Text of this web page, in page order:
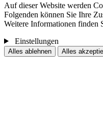
Auf dieser Website werden
Folgenden können Sie Ihre
Weitere Informationen finden
Einstellungen
Alles ablehnen Alles